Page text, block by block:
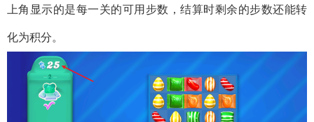
上角显示的是每一关的可用步数，结算时剩余的步数还能转
化为积分。